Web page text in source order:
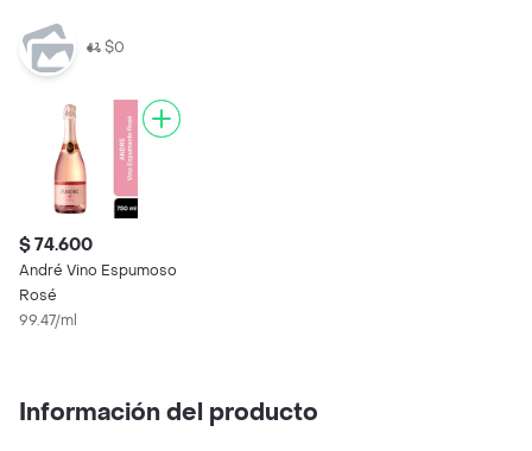
$0
$ 74.600
André Vino Espumoso
Rosé
99.47/ml
Información del producto